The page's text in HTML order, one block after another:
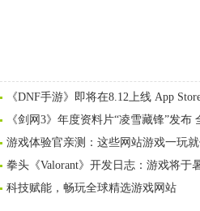
《DNF手游》即将在8.12上线 App
《剑网3》年度资料片“凌雪藏锋”发布
游戏体验官亲测：这些网站游戏一玩就
拳头《Valorant》开发日志：游戏将于
科技赋能，畅玩全球精选游戏网站